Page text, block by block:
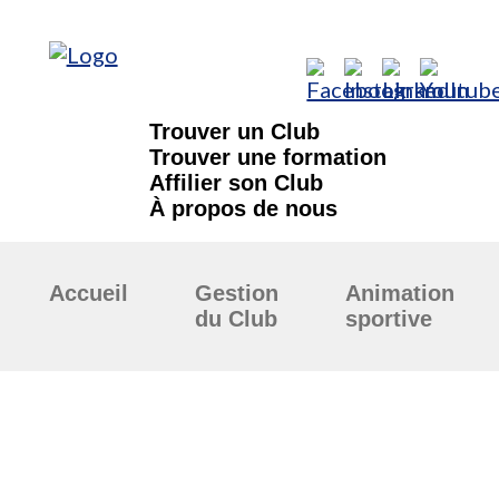
Trouver un Club
Trouver une formation
Affilier son Club
À propos de nous
Accueil
Gestion
du Club
Animation
sportive